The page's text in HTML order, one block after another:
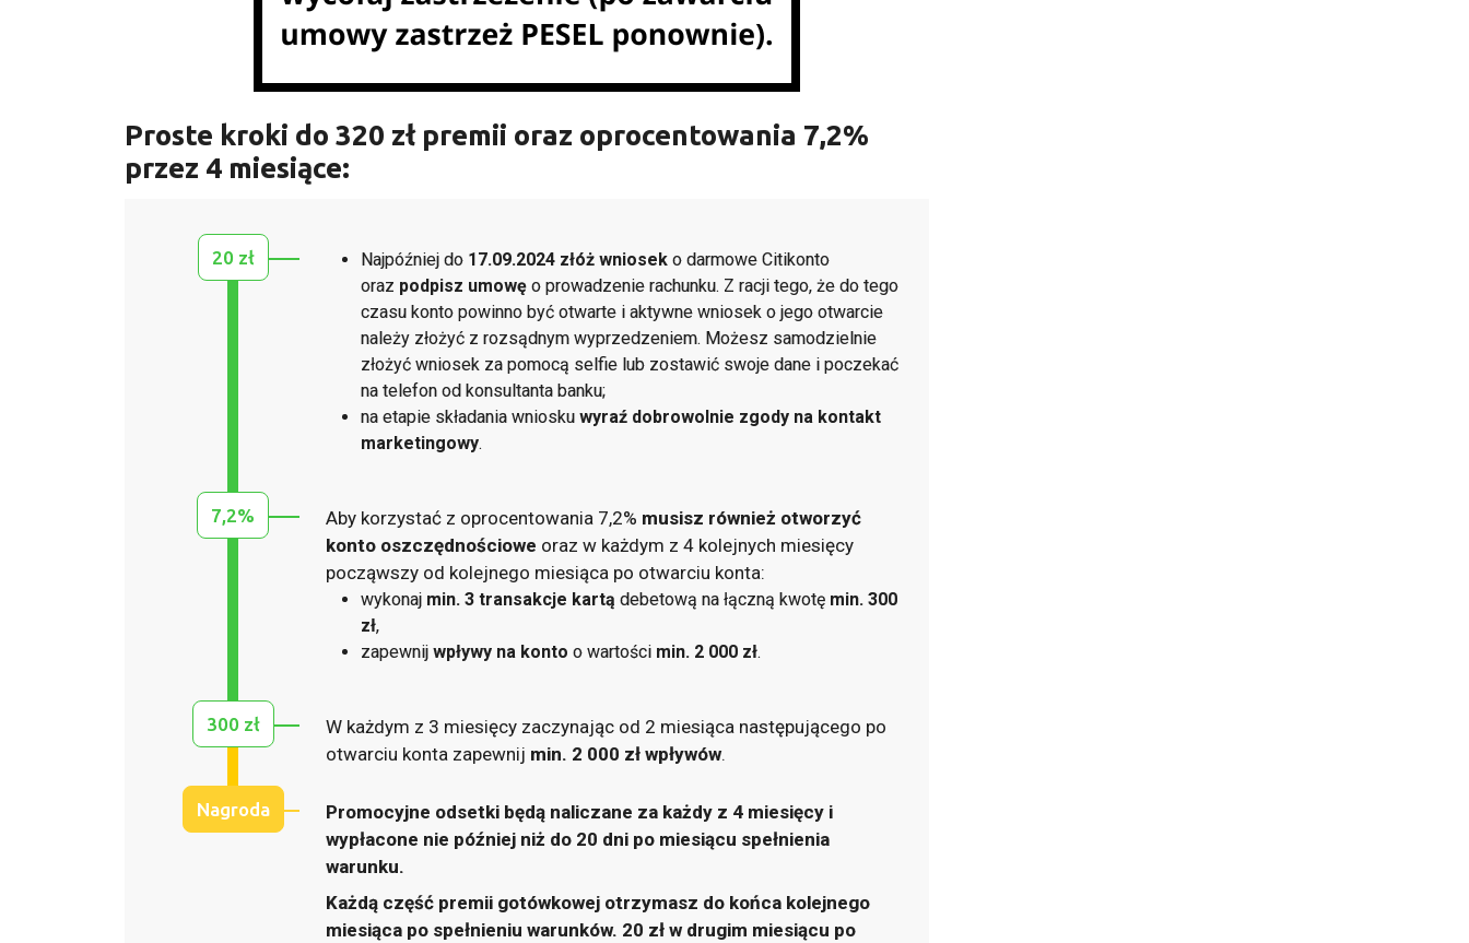
Proste kroki do 320 zł premii oraz oprocentowania 7,2%
przez 4 miesiące:
20 zł Najpóźniej do 17.09.2024 złóż wniosek o darmowe Citikonto
oraz podpisz umowę o prowadzenie rachunku. Z racji tego, że do tego
czasu konto powinno być otwarte i aktywne wniosek o jego otwarcie
należy złożyć z rozsądnym wyprzedzeniem. Możesz samodzielnie
złożyć wniosek za pomocą selfie lub zostawić swoje dane i poczekać
na telefon od konsultanta banku;
na etapie składania wniosku wyraź dobrowolnie zgody na kontakt
marketingowy.
7,2% Aby korzystać z oprocentowania 7,2% musisz również otworzyć
konto oszczędnościowe oraz w każdym z 4 kolejnych miesięcy
począwszy od kolejnego miesiąca po otwarciu konta:
wykonaj min. 3 transakcje kartą debetową na łączną kwotę min. 300
zł,
zapewnij wpływy na konto o wartości min. 2 000 zł.
300 zł
W każdym z 3 miesięcy zaczynając od 2 miesiąca następującego po
otwarciu konta zapewnij min. 2 000 zł wpływów.
Nagroda
Promocyjne odsetki będą naliczane za każdy z 4 miesięcy i
wypłacone nie później niż do 20 dni po miesiącu spełnienia
warunku.
Każdą część premii gotówkowej otrzymasz do końca kolejnego
miesiąca po spełnieniu warunków. 20 zł w drugim miesiącu po